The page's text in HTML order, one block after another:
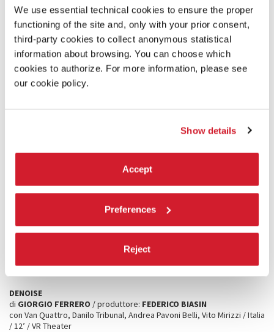
We use essential technical cookies to ensure the proper
functioning of the site and, only with your prior consent,
third-party cookies to collect anonymous statistical
information about browsing. You can choose which
cookies to authorize. For more information, please see
our cookie policy.
Show details
Accept
Preferences
Reject
55’ / VR Theater
I SAW THE FUTURE
diFRANÇOIS VAUTIER
Francia / 5’ / VR Theater
HVER SIN STILHED(SEPARATE SILENCES
FREE WHALE
Animazione / Cina / 7’ / Oculus Stand Up
BIENNALE COLLEGE CINEMA VR
FUORI CONCORSO
LAURA CATALANO
con Camilla Diana, Christian Burruano / Italia / 17’ / VR Theater
DENOISE
di GIORGIO FERRERO / produttore: FEDERICO BIASIN
con Van Quattro, Danilo Tribunal, Andrea Pavoni Belli, Vito Mirizzi / Italia
/ 12’ / VR Theater